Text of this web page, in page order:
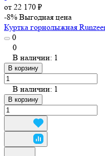
от 22 170 ₽
-8% Выгодная цена
Куртка горнолыжная
0
0
В наличии: 1
В корзину
В наличии: 1
В корзину